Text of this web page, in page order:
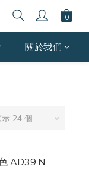
關於我們
24 個